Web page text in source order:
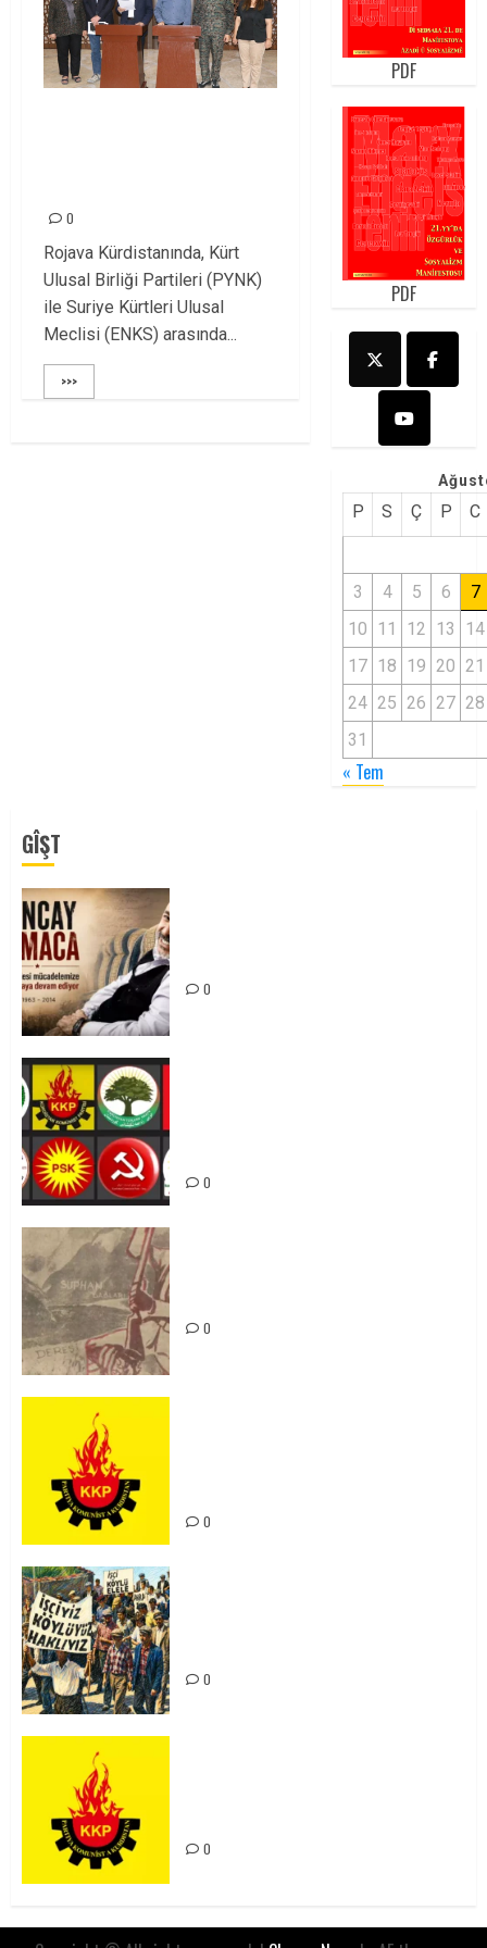
0
Rojava Kürdistanında, Kürt
Ulusal Birliği Partileri (PYNK)
ile Suriye Kürtleri Ulusal
Meclisi (ENKS) arasında...
>>>
PDF
PDF
P S Ç P C
3 4 5 6
7
10 11 12 13
14
17 18 19 20 21
24 25 26 27 28
31
« Tem
GÎŞT
0
0
0
0
0
0